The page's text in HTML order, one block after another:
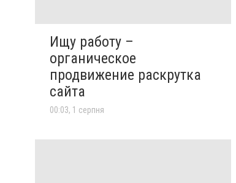
Ищу работу –
органическое
продвижение раскрутка
сайта
00:03, 1 серпня